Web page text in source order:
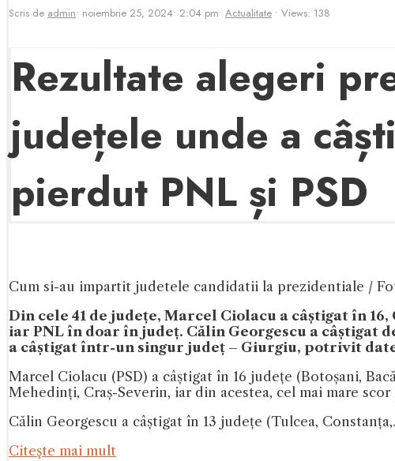
Scris de admin• noiembrie 25, 2024• 2:04 pm• Actualitate • Views: 138
Rezultate alegeri
județele unde a
pierdut PNL și PSD
Cum si-au impartit judetele candidatii la prezidentiale /
Din cele 41 de județe, Marcel Ciolacu a câștigat în
iar PNL în doar în județ. Călin Georgescu a câștigat
a câștigat într-un singur județ – Giurgiu, potrivit
Marcel Ciolacu (PSD) a câștigat în 16 județe (Botoșani,
Mehedinți, Craș-Severin, iar din acestea, cel mai mare
Călin Georgescu a câștigat în 13 județe (Tulcea,
Citeşte mai mult